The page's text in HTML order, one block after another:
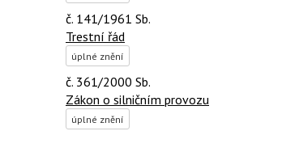
č. 141/1961 Sb.
Trestní řád
úplné znění
č. 361/2000 Sb.
Zákon o silničním provozu
úplné znění